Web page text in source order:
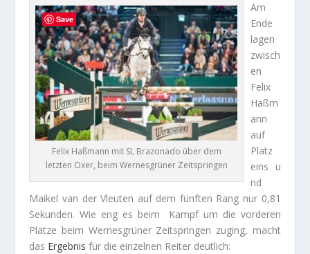
Felix Haßmann mit SL Brazonado über dem
letzten Oxer, beim Wernesgrüner Zeitspringen
Am
Ende
lagen
zwisch
en
Felix
Haßm
ann
auf
Platz
eins u
nd
Maikel van der Vleuten auf dem fünften Rang nur 0,81
Sekunden. Wie eng es beim Kampf um die vorderen
Plätze beim Wernesgrüner Zeitspringen zuging, macht
das Ergebnis für die einzelnen Reiter deutlich:
Save